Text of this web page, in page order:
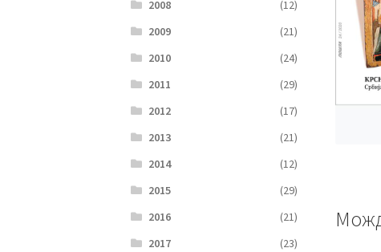
2008
(12)
2009
(21)
2010
(24)
2011
(29)
2012
(17)
2013
(21)
2014
(12)
2015
(29)
2016
(21)
2017
(23)